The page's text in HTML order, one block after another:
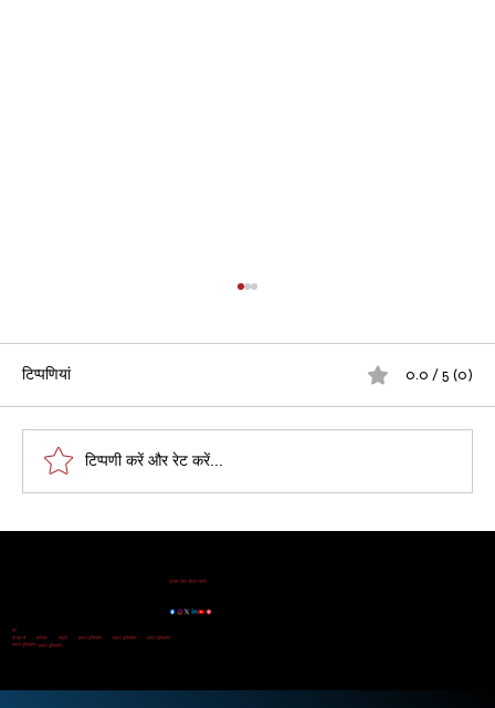
टिप्पणियां 0.0 / 5 (0)
टिप्पणी करें और रेट करें...
प्रचार और ऑफर ब्लॉग
घर
के बारे में
करियर सेवाएं हमारा दृष्टिकोण हमारा दृष्टिकोण
हमारा दृष्टिकोण
हमारा दृष्टिकोण
हमारा दृष्टिकोण